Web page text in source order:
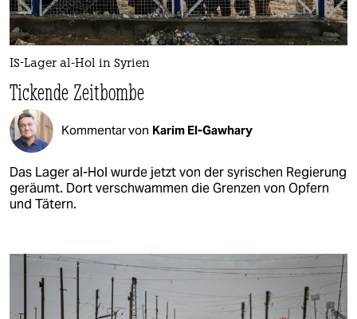
IS-Lager al-Hol in Syrien
Tickende Zeitbombe
Kommentar von Karim El-Gawhary
Das Lager al-Hol wurde jetzt von der syrischen Regierung
geräumt. Dort verschwammen die Grenzen von Opfern
und Tätern.